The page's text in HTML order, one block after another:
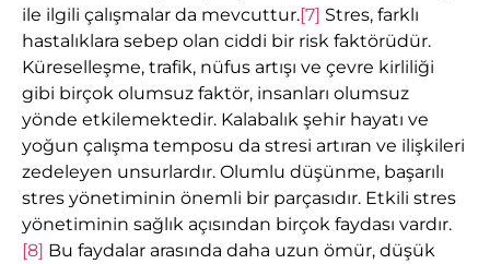
ile ilgili çalışmalar da mevcuttur.[7] Stres, farklı
hastalıklara sebep olan ciddi bir risk faktörüdür.
Küreselleşme, trafik, nüfus artışı ve çevre kirliliği
gibi birçok olumsuz faktör, insanları olumsuz
yönde etkilemektedir. Kalabalık şehir hayatı ve
yoğun çalışma temposu da stresi artıran ve ilişkileri
zedeleyen unsurlardır. Olumlu düşünme, başarılı
stres yönetiminin önemli bir parçasıdır. Etkili stres
yönetiminin sağlık açısından birçok faydası vardır.
[8] Bu faydalar arasında daha uzun ömür, düşük